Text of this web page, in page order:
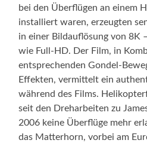
bei den Überflügen an einem
installiert waren, erzeugten
in einer Bildauflösung von 8K
wie Full-HD. Der Film, in
entsprechenden Gondel-
Effekten, vermittelt ein
während des Films.
seit den Dreharbeiten zu
2006 keine Überflüge mehr
das Matterhorn, vorbei am